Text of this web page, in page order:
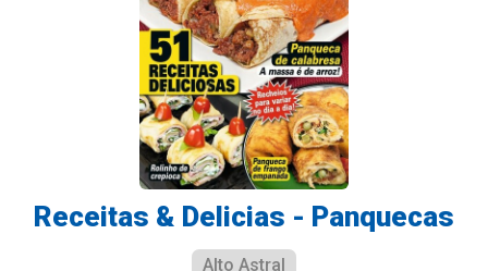
Receitas & Delicias - Panquecas
Alto Astral